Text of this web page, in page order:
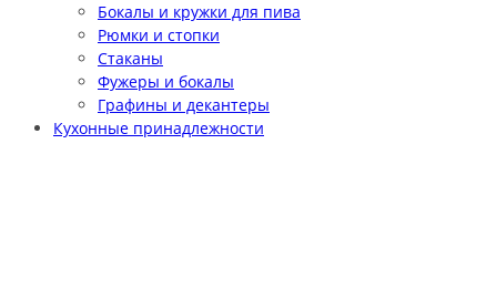
Бокалы и кружки для пива
Рюмки и стопки
Стаканы
Фужеры и бокалы
Графины и декантеры
Кухонные принадлежности